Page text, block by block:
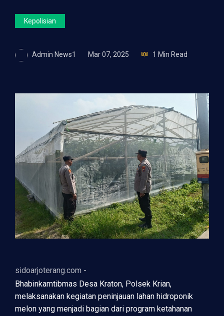
Kepolisian
Admin News1 Mar 07, 2025 1 Min Read
sidoarjoterang.com -
Bhabinkamtibmas Desa Kraton, Polsek Krian,
melaksanakan kegiatan peninjauan lahan hidroponik
melon yang menjadi bagian dari program ketahanan